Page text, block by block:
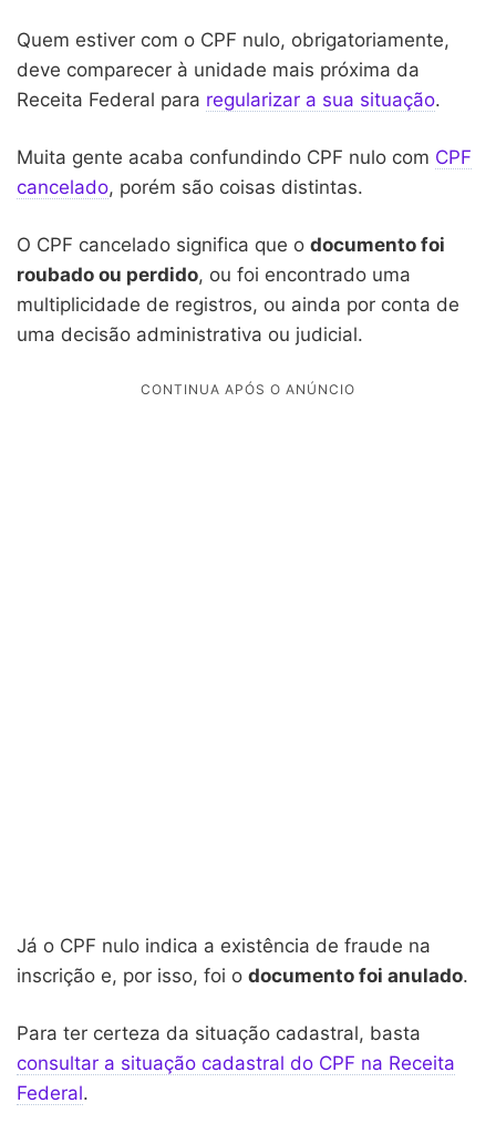
Quem estiver com o CPF nulo, obrigatoriamente,
deve comparecer à unidade mais próxima da
Receita Federal para regularizar a sua situação.
Muita gente acaba confundindo CPF nulo com CPF
cancelado, porém são coisas distintas.
O CPF cancelado significa que o documento foi
roubado ou perdido, ou foi encontrado uma
multiplicidade de registros, ou ainda por conta de
uma decisão administrativa ou judicial.
Já o CPF nulo indica a existência de fraude na
inscrição e, por isso, foi o documento foi anulado.
Para ter certeza da situação cadastral, basta
consultar a situação cadastral do CPF na Receita
Federal.